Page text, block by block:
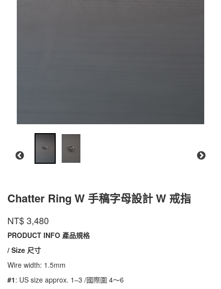
Chatter Ring W 手稿字母設計 W 戒指
商品代號
WGR01
CR-
品牌 INTZUITION
NT$3,480
PRODUCT INFO 產品規格
/ Size 尺寸
Wire width: 1.5mm
#1: US size approx. 1–3 /國際圍 4～6